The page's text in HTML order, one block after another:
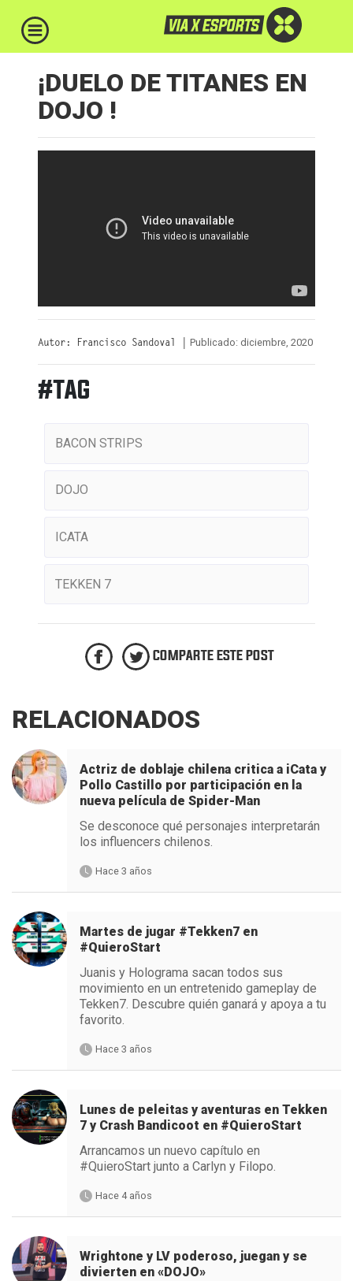
¡DUELO DE TITANES EN
DOJO !
Autor: Francisco Sandoval | Publicado: diciembre, 2020
#TAG
BACON STRIPS
DOJO
ICATA
TEKKEN 7
COMPARTE ESTE POST
RELACIONADOS
Actriz de doblaje chilena critica a iCata y
Pollo Castillo por participación en la
nueva película de Spider-Man
Se desconoce qué personajes interpretarán
los influencers chilenos.
Hace 3 años
Martes de jugar #Tekken7 en
#QuieroStart
Juanis y Holograma sacan todos sus
movimiento en un entretenido gameplay de
Tekken7. Descubre quién ganará y apoya a tu
favorito.
Hace 3 años
Lunes de peleitas y aventuras en Tekken
7 y Crash Bandicoot en #QuieroStart
Arrancamos un nuevo capítulo en
#QuieroStart junto a Carlyn y Filopo.
Hace 4 años
Wrightone y LV poderoso, juegan y se
divierten en «DOJO»